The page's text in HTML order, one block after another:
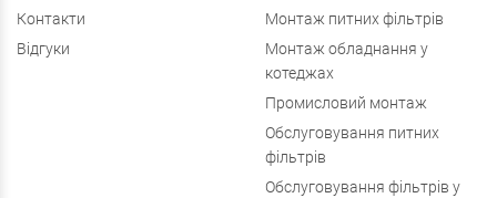
Контакти
Відгуки
Монтаж питних фільтрів
Монтаж обладнання у
котеджах
Промисловий монтаж
Обслуговування питних
фільтрів
Обслуговування фільтрів у